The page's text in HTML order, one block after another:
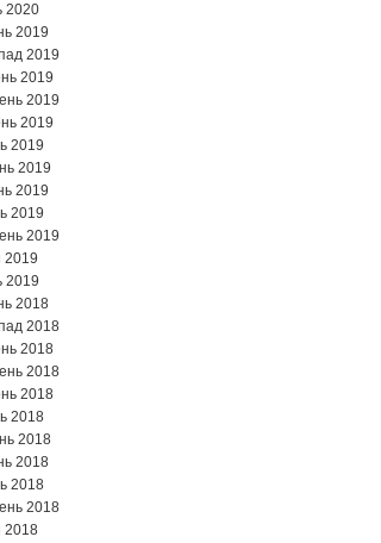
2020
2019
2019
2019
2019
2019
2019
2019
2019
2019
2019
2019
2019
2018
2018
2018
2018
2018
2018
2018
2018
2018
2018
2018